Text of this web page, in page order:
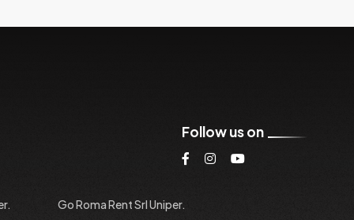
Follow us on
Go Roma Rent Srl Uniper.